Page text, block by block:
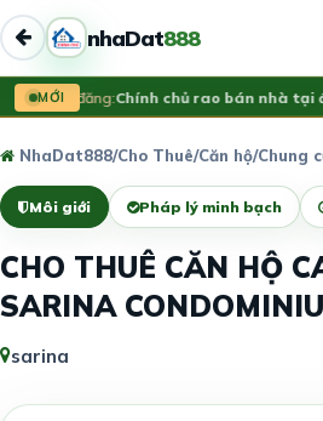
nhaDat888
MỚI
Vừa đăng:Chính chủ rao bán nhà tại
NhaDat888/Cho Thuê/Căn hộ/Chung
Môi giới Pháp lý minh bạch
CHO THUÊ CĂN HỘ
SARINA
sarina